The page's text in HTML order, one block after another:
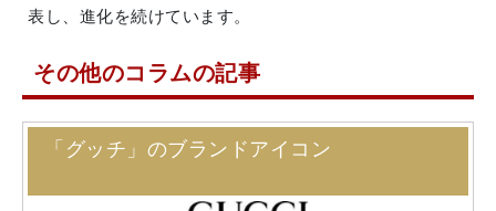
表し、進化を続けています。
その他のコラムの記事
「グッチ」のブランドアイコン